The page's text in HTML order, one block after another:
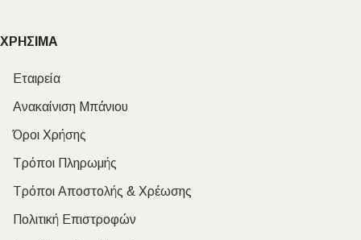
ΧΡΗΣΙΜΑ
Εταιρεία
Ανακαίνιση Μπάνιου
Όροι Χρήσης
Τρόποι Πληρωμής
Τρόποι Αποστολής & Χρέωσης
Πολιτική Επιστροφών